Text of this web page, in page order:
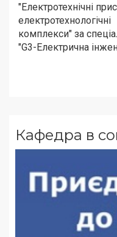
"Електротехнічні
електротехнологічні
комплекси" за
"G3-Електрична
Кафедра в